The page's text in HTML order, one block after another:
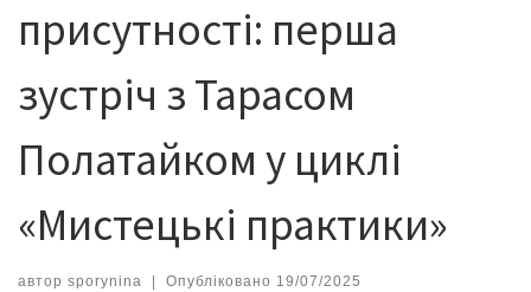
присутності: перша
зустріч з Тарасом
Полатайком у циклі
«Мистецькі практики»
автор sporynina Опубліковано 19/07/2025